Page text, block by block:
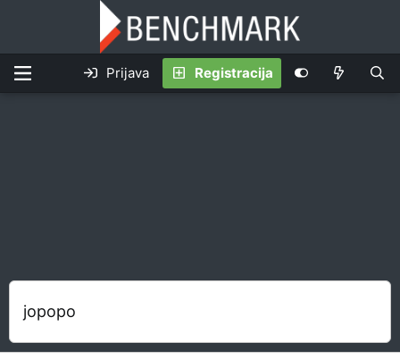
Prijava Registracija
jopopo